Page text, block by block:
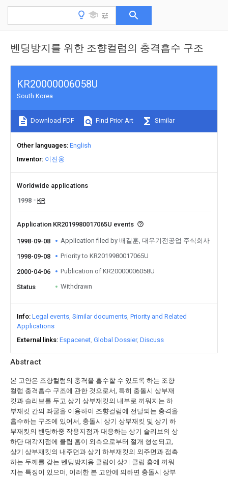
벤딩방지를 위한 조향컬럼의 충격흡수 구조
Abstract
본 고안은 조향컬럼의 충격을 흡수할 수 있도록 하는 조향
컬럼 충격흡수 구조에 관한 것으로서, 특히 충돌시 상부재
킷과 슬리브를 두고 상기 상부재킷의 내부로 끼워지는 하
부재킷 간의 좌굴을 이용하여 조향컬럼에 전달되는 충격을
흡수하는 구조에 있어서, 충돌시 상기 상부재킷 및 상기 하
부재킷의 벤딩하중 작용지점과 대응하는 상기 슬리브의 상
하단 대각지점에 클립 홈이 외측으로부터 절개 형성되고,
상기 상부재킷의 내주면과 상기 하부재킷의 외주면과 접촉
하는 두께를 갖는 벤딩방지용 클립이 상기 클립 홈에 끼워
지는 특징이 있으며, 이러한 본 고안에 의하면 충돌시 상부
KR20000006058U
South Korea
Download PDF Find Prior Art Similar
Other languages English
Inventor 이진웅
Worldwide applications
1998
KR
Application KR2019980017065U events
1998-09-08 Application filed by 배길훈, 대우기전공업 주식회사
1998-09-08 Priority to KR2019980017065U
2000-04-06 Publication of KR20000006058U
Status Withdrawn
Info Legal events Similar documents Priority and Related
Applications
External links Espacenet Global Dossier Discuss